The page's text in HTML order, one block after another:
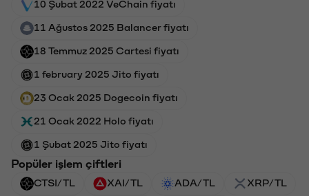
10 Şubat 2022 VeChain fiyatı
11 Ağustos 2025 Balancer fiyatı
18 Temmuz 2025 Cartesi fiyatı
1 february 2025 Jito fiyatı
23 Ocak 2025 Dogecoin fiyatı
21 Ocak 2022 Holo fiyatı
1 Şubat 2025 Jito fiyatı
Popüler işlem çiftleri
CTSI/TL XAI/TL ADA/TL XRP/TL